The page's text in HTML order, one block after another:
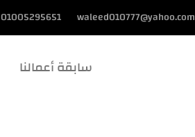
waleed010777@yahoo.com
01005295651
سابقة أعمالنا